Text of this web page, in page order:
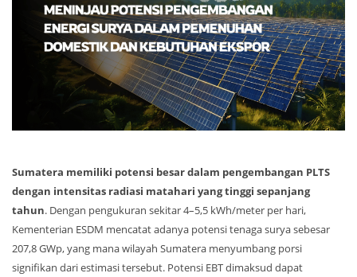
Sumatera memiliki potensi besar dalam pengembangan PLTS
dengan intensitas radiasi matahari yang tinggi sepanjang
tahun. Dengan pengukuran sekitar 4–5,5 kWh/meter per hari,
Kementerian ESDM mencatat adanya potensi tenaga surya sebesar
207,8 GWp, yang mana wilayah Sumatera menyumbang porsi
signifikan dari estimasi tersebut. Potensi EBT dimaksud dapat